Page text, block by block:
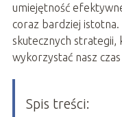
umiejętność
coraz bardziej
skutecznych
wykorzystać nasz
Spis treści: